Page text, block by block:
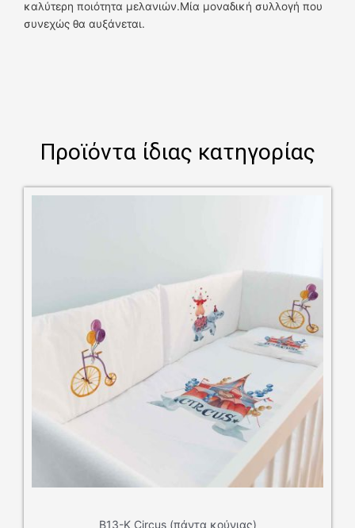
καλύτερη ποιότητα μελανιών.Μία μοναδική συλλογή που
συνεχώς θα αυξάνεται.
Προϊόντα ίδιας κατηγορίας
Β13-Κ Circus (πάντα κούνιας)